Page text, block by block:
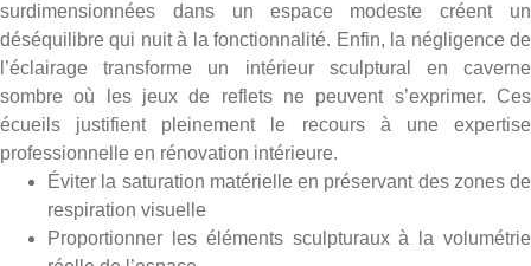
surdimensionnées dans un espace modeste créent un
déséquilibre qui nuit à la fonctionnalité. Enfin, la négligence de
l’éclairage transforme un intérieur sculptural en caverne
sombre où les jeux de reflets ne peuvent s’exprimer. Ces
écueils justifient pleinement le recours à une expertise
professionnelle en rénovation intérieure.
Éviter la saturation matérielle en préservant des zones de
respiration visuelle
Proportionner les éléments sculpturaux à la volumétrie